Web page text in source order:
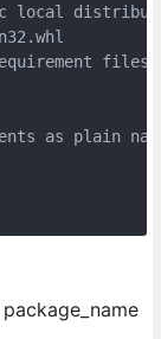
local
as plain